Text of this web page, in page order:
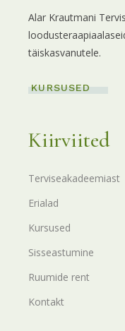
Alar Krautmani
täiskasvanutele.
KURSUSED
Kiirviited
Terviseakadeemiast
Erialad
Kursused
Sisseastumine
Ruumide rent
Kontakt